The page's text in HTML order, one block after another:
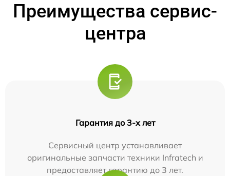
Преимущества сервис-
центра
Гарантия до 3-х лет
Сервисный центр устанавливает
оригинальные запчасти техники Infratech и
предоставляет гарантию до 3 лет.